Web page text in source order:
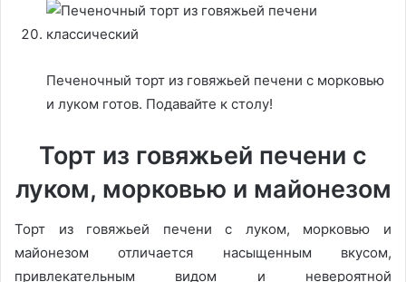
Печеночный торт из говяжьей печени с морковью
и луком готов. Подавайте к столу!
Торт из говяжьей печени с
луком, морковью и майонезом
Торт из говяжьей печени с луком, морковью и
майонезом отличается насыщенным вкусом,
привлекательным видом и невероятной